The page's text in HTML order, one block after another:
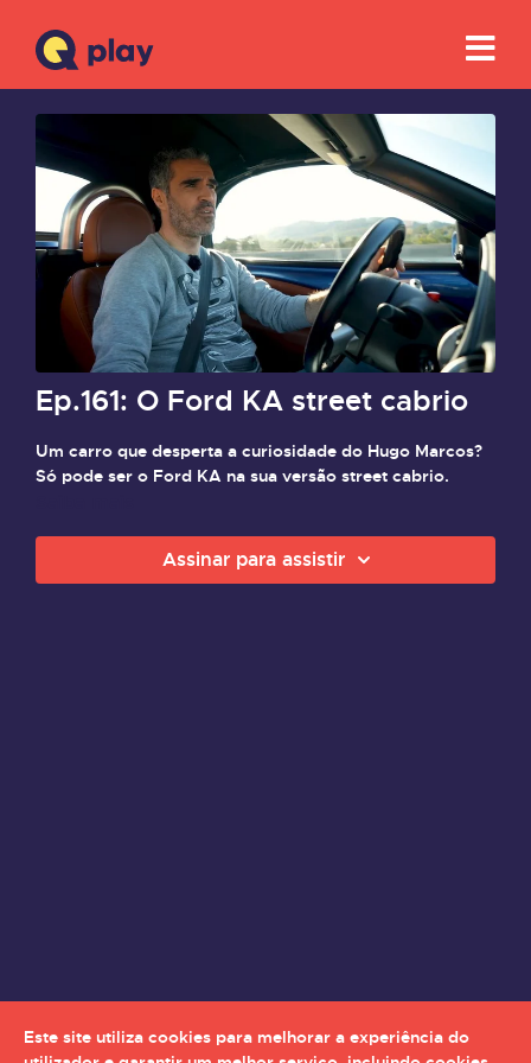
Ep.161: O Ford KA street cabrio
Um carro que desperta a curiosidade do Hugo Marcos?
Só pode ser o Ford KA na sua versão street cabrio.
Assinar para assistir
Este site utiliza cookies para melhorar a experiência do